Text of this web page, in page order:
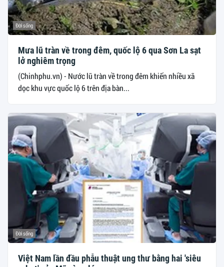
Đời sống
Mưa lũ tràn về trong đêm, quốc lộ 6 qua Sơn La sạt
lở nghiêm trọng
(Chinhphu.vn) - Nước lũ tràn về trong đêm khiến nhiều xã
dọc khu vực quốc lộ 6 trên địa bàn...
Đời sống
Việt Nam lần đầu phẫu thuật ung thư bằng hai 'siêu